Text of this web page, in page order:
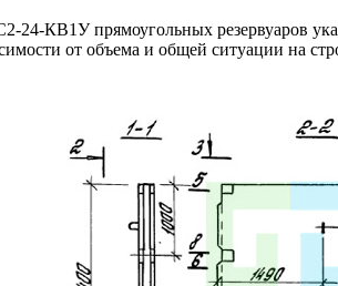
КВ1У прямоугольных резервуаров
от объема и общей ситуации на